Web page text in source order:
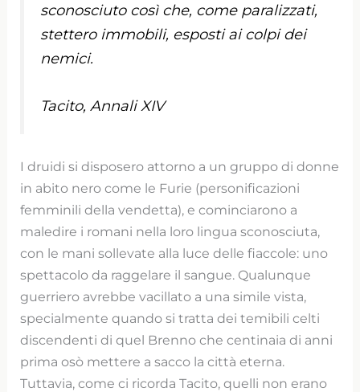
sconosciuto così che, come paralizzati,
stettero immobili, esposti ai colpi dei
nemici.
Tacito, Annali XIV
I druidi si disposero attorno a un gruppo di donne
in abito nero come le Furie (personificazioni
femminili della vendetta), e cominciarono a
maledire i romani nella loro lingua sconosciuta,
con le mani sollevate alla luce delle fiaccole: uno
spettacolo da raggelare il sangue. Qualunque
guerriero avrebbe vacillato a una simile vista,
specialmente quando si tratta dei temibili celti
discendenti di quel Brenno che centinaia di anni
prima osò mettere a sacco la città eterna.
Tuttavia, come ci ricorda Tacito, quelli non erano